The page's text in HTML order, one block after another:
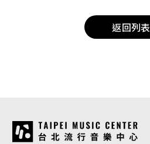
返回列表
:::